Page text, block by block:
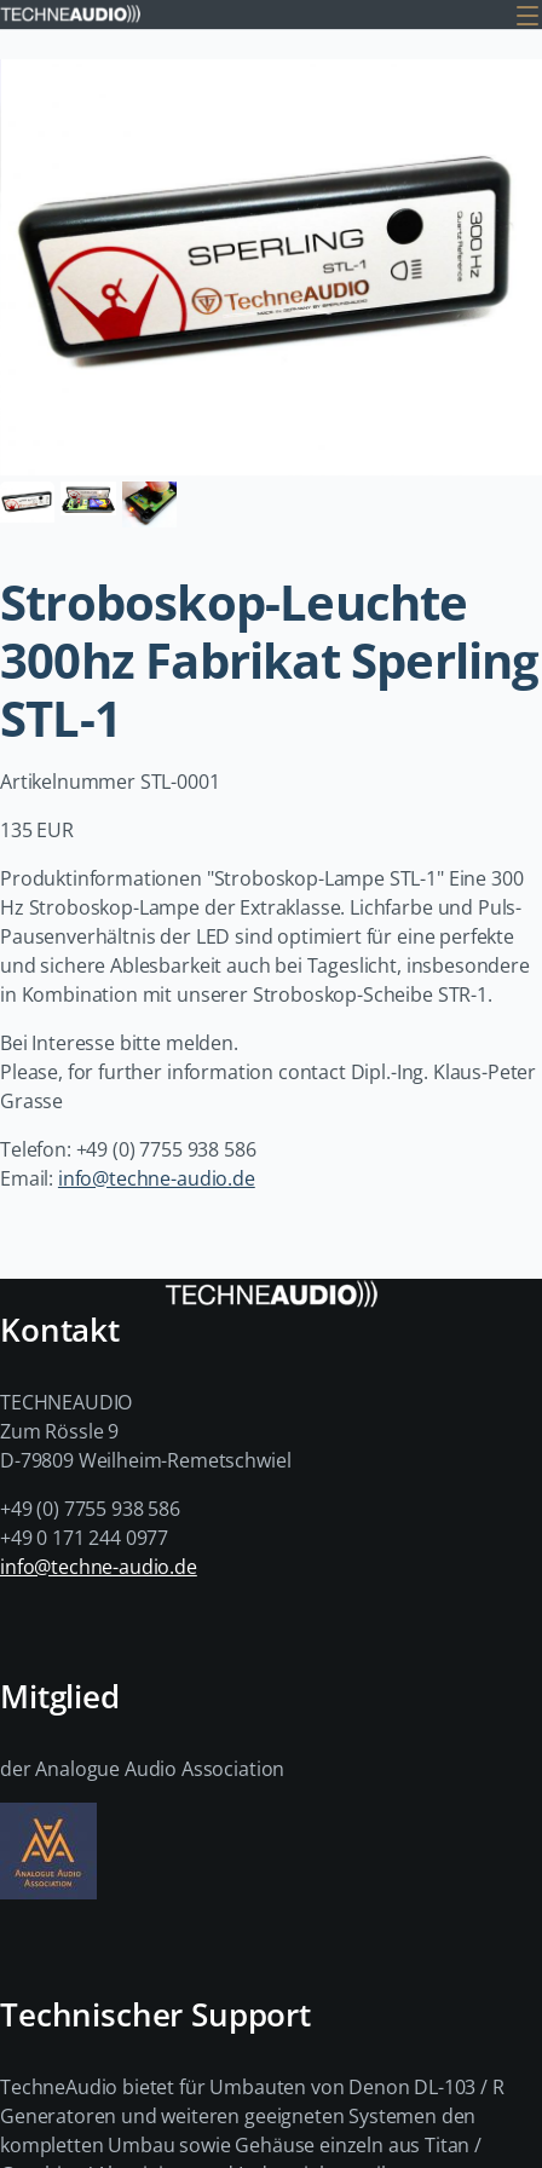
Stroboskop-Leuchte
300hz Fabrikat Sperling
STL-1
Artikelnummer STL-0001
135 EUR
Produktinformationen "Stroboskop-Lampe STL-1" Eine 300
Hz Stroboskop-Lampe der Extraklasse. Lichfarbe und Puls-
Pausenverhältnis der LED sind optimiert für eine perfekte
und sichere Ablesbarkeit auch bei Tageslicht, insbesondere
in Kombination mit unserer Stroboskop-Scheibe STR-1.
Bei Interesse bitte melden.
Please, for further information contact Dipl.-Ing. Klaus-Peter
Grasse
Telefon: +49 (0) 7755 938 586
Email: info@techne-audio.de
Kontakt
TECHNEAUDIO
Zum Rössle 9
D-79809 Weilheim-Remetschwiel
+49 (0) 7755 938 586
+49 0 171 244 0977
info@techne-audio.de
Mitglied
der Analogue Audio Association
Technischer Support
TechneAudio bietet für Umbauten von Denon DL-103 / R
Generatoren und weiteren geeigneten Systemen den
kompletten Umbau sowie Gehäuse einzeln aus Titan /